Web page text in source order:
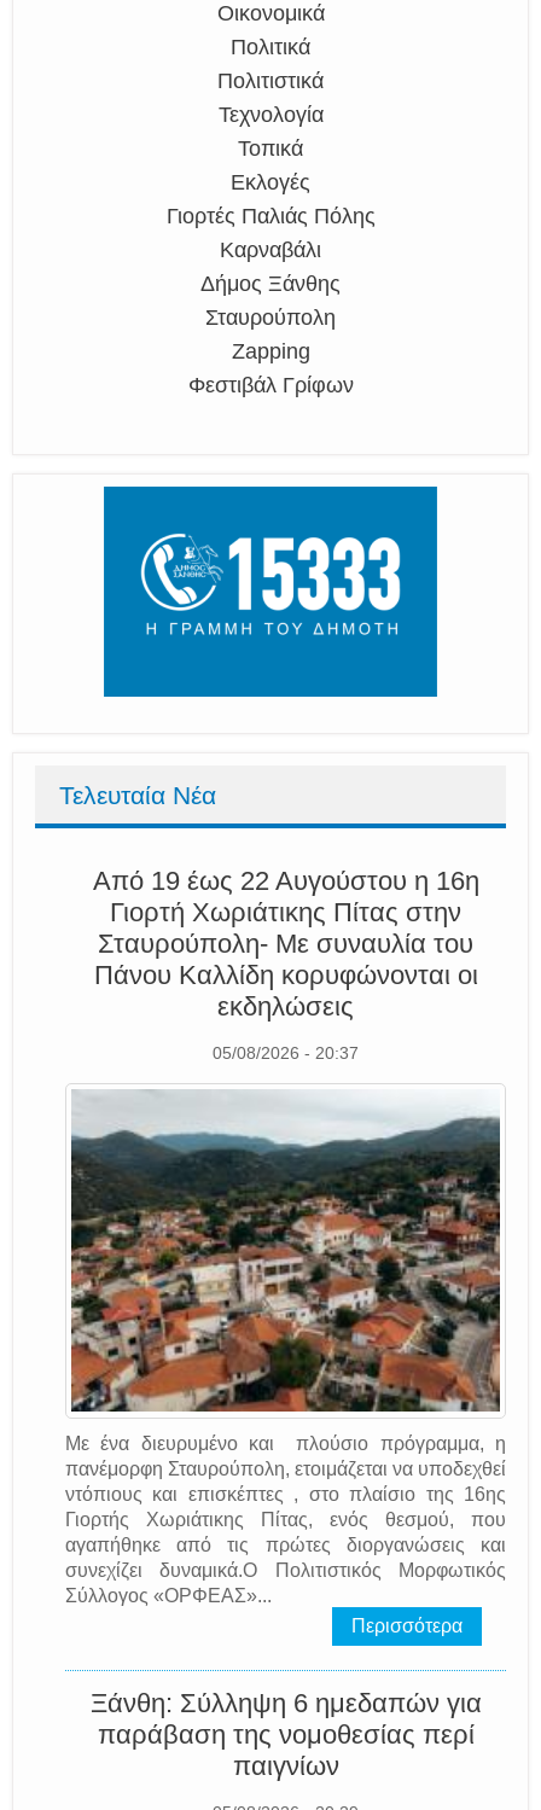
Οικονομικά
Πολιτικά
Πολιτιστικά
Τεχνολογία
Τοπικά
Εκλογές
Γιορτές Παλιάς Πόλης
Καρναβάλι
Δήμος Ξάνθης
Σταυρούπολη
Zapping
Φεστιβάλ Γρίφων
Τελευταία Νέα
Από 19 έως 22 Αυγούστου η 16η
Γιορτή Χωριάτικης Πίτας στην
Σταυρούπολη- Με συναυλία του
Πάνου Καλλίδη κορυφώνονται οι
εκδηλώσεις
05/08/2026 - 20:37
Με ένα διευρυμένο και πλούσιο πρόγραμμα, η
πανέμορφη Σταυρούπολη, ετοιμάζεται να υποδεχθεί
ντόπιους και επισκέπτες , στο πλαίσιο της 16ης
Γιορτής Χωριάτικης Πίτας, ενός θεσμού, που
αγαπήθηκε από τις πρώτες διοργανώσεις και
συνεχίζει δυναμικά.Ο Πολιτιστικός Μορφωτικός
Σύλλογος «ΟΡΦΕΑΣ»...
Περισσότερα
Ξάνθη: Σύλληψη 6 ημεδαπών για
παράβαση της νομοθεσίας περί
παιγνίων